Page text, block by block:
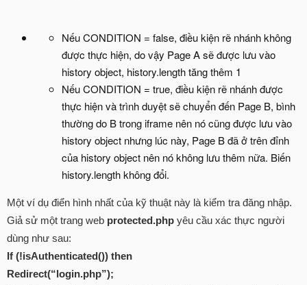
Nếu CONDITION = false, điều kiện rẽ nhánh không
được thực hiện, do vậy Page A sẽ được lưu vào
history object, history.length tăng thêm 1
Nếu CONDITION = true, điều kiện rẽ nhánh được
thực hiện và trình duyệt sẽ chuyển đến Page B, bình
thường do B trong iframe nên nó cũng được lưu vào
history object nhưng lúc này, Page B đã ở trên đỉnh
của history object nên nó không lưu thêm nữa. Biến
history.length không đổi.
Một ví dụ điển hình nhất của kỹ thuật này là kiểm tra đăng nhập.
Giả sử một trang web protected.php yêu cầu xác thực người
dùng như sau:
If (!isAuthenticated()) then
Redirect(“login.php”);